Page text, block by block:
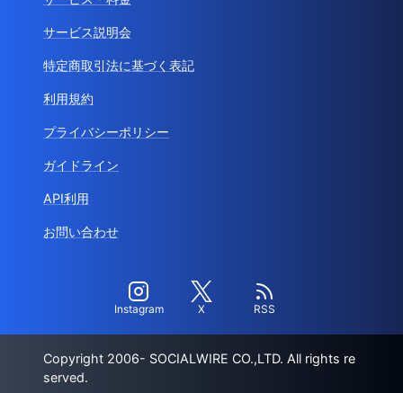
サービス説明会
特定商取引法に基づく表記
利用規約
プライバシーポリシー
ガイドライン
API利用
お問い合わせ
Instagram X RSS
Copyright 2006- SOCIALWIRE CO.,LTD. All rights re
served.